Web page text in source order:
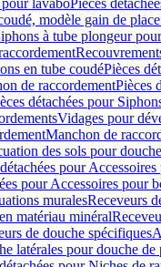
lavaboPièces
modèle gain de place
à tube plongeur
en tube coudéPièces
de raccordementPièces
détachées pour
Vidages pour
Manchon de
des sols pour
pour
pour Accessoires pour
muralesReceveurs
matériau minéral
de douche spécifiques
latérales pour douche